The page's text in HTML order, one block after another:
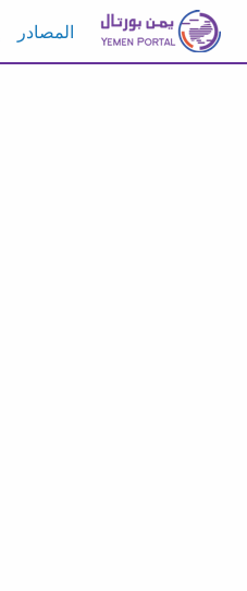
المصادر